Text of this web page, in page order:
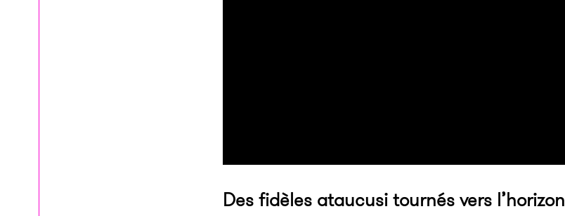
Des fidèles ataucusi tournés vers l’horizon